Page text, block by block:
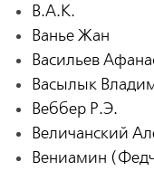
В.А.К.
Ванье Жан
Васильев
Васылык
Веббер Р.Э.
Величанский
Вениамин